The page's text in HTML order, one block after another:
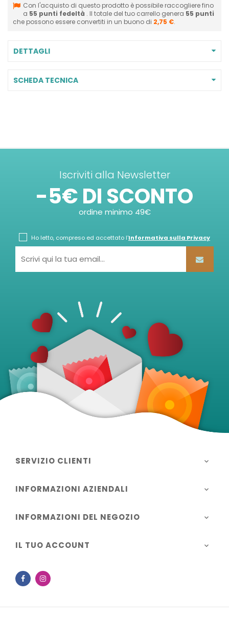
Con l'acquisto di questo prodotto è possibile raccogliere fino
a 55 punti fedeltà . Il totale del tuo carrello genera 55 punti
che possono essere convertiti in un buono di 2,75 €.
DETTAGLI
SCHEDA TECNICA
Iscriviti alla Newsletter
-5€ DI SCONTO
ordine minimo 49€
Ho letto, compreso ed accettato l'Informativa sulla Privacy
SERVIZIO CLIENTI 
INFORMAZIONI AZIENDALI 
INFORMAZIONI DEL NEGOZIO 
IL TUO ACCOUNT 
Facebook